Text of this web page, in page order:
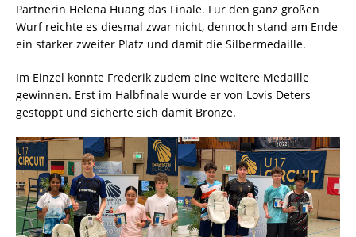
Partnerin Helena Huang das Finale. Für den ganz großen
Wurf reichte es diesmal zwar nicht, dennoch stand am Ende
ein starker zweiter Platz und damit die Silbermedaille.
Im Einzel konnte Frederik zudem eine weitere Medaille
gewinnen. Erst im Halbfinale wurde er von Lovis Deters
gestoppt und sicherte sich damit Bronze.